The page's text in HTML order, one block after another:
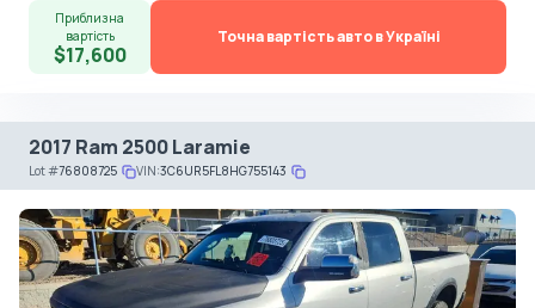
Приблизна
вартість
$17,600
Точна вартість авто в Україні
2017 Ram 2500 Laramie
Lot#76808725 VIN:3C6UR5FL8HG755143